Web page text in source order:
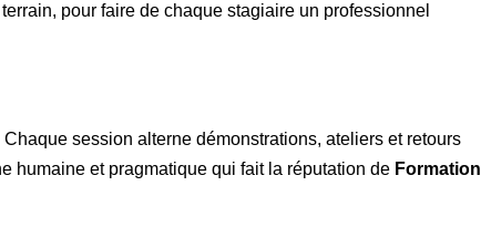
pour faire de chaque stagiaire un professionnel
session alterne démonstrations, ateliers et retours
humaine et pragmatique qui fait la réputation de Formation